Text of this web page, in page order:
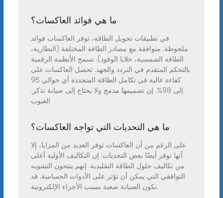
ما هي فوائد العاكسات؟
في تطبيقات تحويل الطاقة، توفر العاكسات فوائد
ملحوظة: متوافقة مع مصادر الطاقة المختلفة (البطارية،
الطاقة الشمسية، خلايا الوقود). تسمح الأنظمة الرقمية
بالتحكم المتقدم في التردد والجهد. تحصل العاكسات على
كفاءة عالية في تكامل الطاقة المتجددة أي حوالي 95
إلى 98%. إن تصميمها مدمج ولا يحتاج إلى صيانة تذكر.
العيوب
ما هي التحديات التي تواجه العاكسات؟
على الرغم من أن العاكسات توفر العديد من المزايا، إلا
أنها توفر أيضًا بعض التحديات: إن التكاليف الأولية أعلى
من تكاليف حلول الطاقة التقليدية. إنهم ينتجون التشويه
التوافقي التي يمكن أن تؤثر على الأدوات الحساسة. قد
تكون الصيانة صعبة بسبب الأجزاء الإلكترونية.